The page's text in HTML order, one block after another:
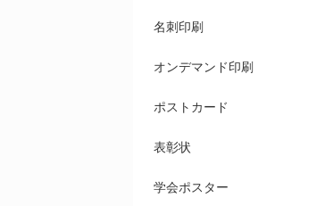
名刺印刷
オンデマンド印刷
ポストカード
表彰状
学会ポスター